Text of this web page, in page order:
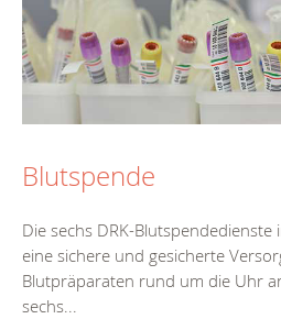
Blutspende
Die sechs DRK-
eine sichere und gesicherte
Blutpräparaten rund um die Uhr
sechs...